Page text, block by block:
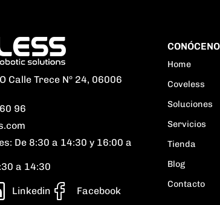
Calle Trece Nº 24, 06006
96
De 8:30 a 14:30 y 16:00 a
a 14:30
Linkedin Facebook
Home
Coveless
Soluciones
Servicios
Tienda
Blog
Contacto